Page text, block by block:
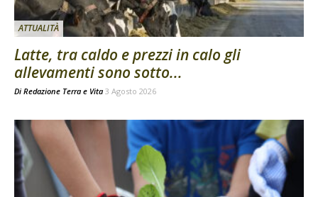
ATTUALITÀ
Latte, tra caldo e prezzi in calo gli
allevamenti sono sotto...
Di Redazione Terra e Vita 3 Agosto 2026